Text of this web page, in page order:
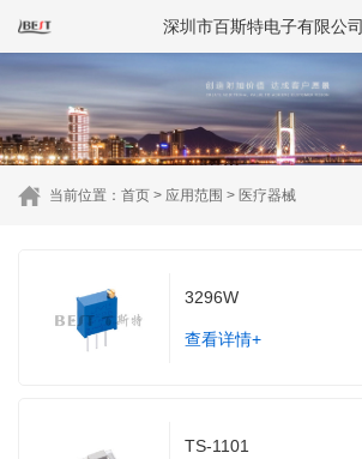
当前位置： 首页 > 应用范围 > 医疗器械
3296W
查看详情+
TS-1101
深圳市百斯特电子有限公司